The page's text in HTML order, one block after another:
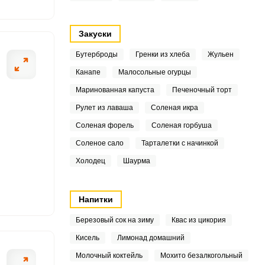
Закуски
Бутерброды Гренки из хлеба Жульен
Канапе Малосольные огурцы
Маринованная капуста Печеночный торт
Рулет из лаваша Соленая икра
Соленая форель Соленая горбуша
Соленое сало Тарталетки с начинкой
Холодец Шаурма
Напитки
Березовый сок на зиму Квас из цикория
Кисель Лимонад домашний
Молочный коктейль Мохито безалкогольный
Рис необходимо
промываем его и
крупу на
для мясорубки